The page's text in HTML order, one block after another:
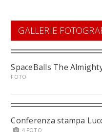
GALLERIE
SpaceBalls The
FOTO
Conferenza stampa
4 FOTO